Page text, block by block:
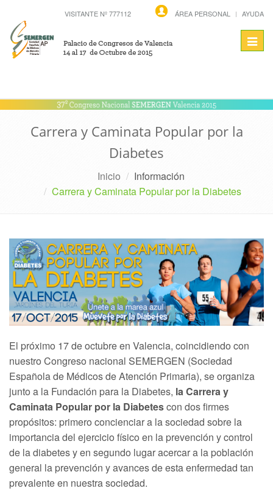
ÁREA PERSONAL AYUDA
VISITANTE Nº 777112
Carrera y Caminata Popular por la
Diabetes
Inicio
Información
Carrera y Caminata Popular por la Diabetes
El próximo 17 de octubre en Valencia, coincidiendo con
nuestro Congreso nacional SEMERGEN (Sociedad
Española de Médicos de Atención Primaria), se organiza
junto a la Fundación para la Diabetes, la Carrera y
Caminata Popular por la Diabetescon dos firmes
propósitos: primero concienciar a la sociedad sobre la
importancia del ejercicio físico en la prevención y control
de la diabetes y en segundo lugar acercar a la población
general la prevención y avances de esta enfermedad tan
prevalente en nuestra sociedad.